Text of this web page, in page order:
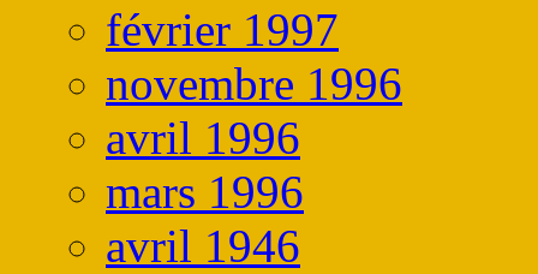
février 1997
novembre 1996
avril 1996
mars 1996
avril 1946